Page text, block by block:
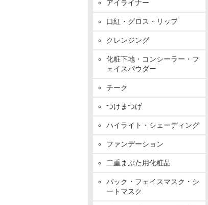
アイライナー
口紅・グロス・リップ
クレンジング
化粧下地・コンシーラー・フ
ェイスパウダー
チーク
つけまつげ
ハイライト・シェーディング
ファンデーション
二重まぶた用化粧品
パック・フェイスマスク・シ
ートマスク